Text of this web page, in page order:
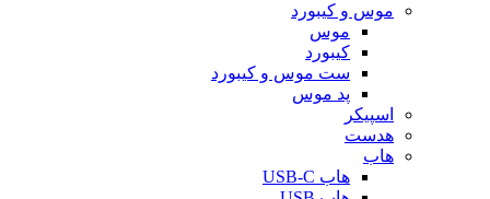
موس و کیبورد
موس
کیبورد
ست موس و کیبورد
پد موس
اسپیکر
هدست
هاب
هاب USB-C